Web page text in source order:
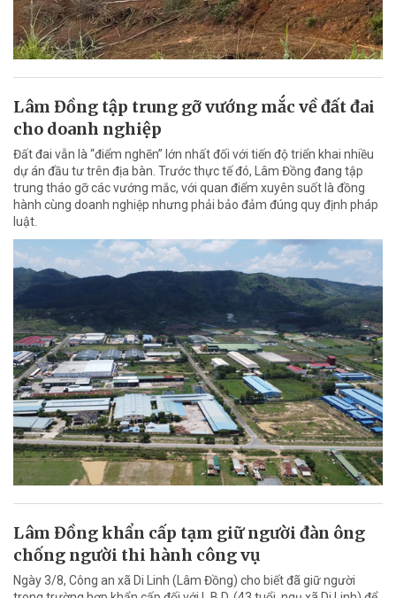
Lâm Đồng tập trung gỡ vướng mắc về đất đai
cho doanh nghiệp
Đất đai vẫn là “điểm nghẽn” lớn nhất đối với tiến độ triển khai nhiều
dự án đầu tư trên địa bàn. Trước thực tế đó, Lâm Đồng đang tập
trung tháo gỡ các vướng mắc, với quan điểm xuyên suốt là đồng
hành cùng doanh nghiệp nhưng phải bảo đảm đúng quy định pháp
luật.
Lâm Đồng khẩn cấp tạm giữ người đàn ông
chống người thi hành công vụ
Ngày 3/8, Công an xã Di Linh (Lâm Đồng) cho biết đã giữ người